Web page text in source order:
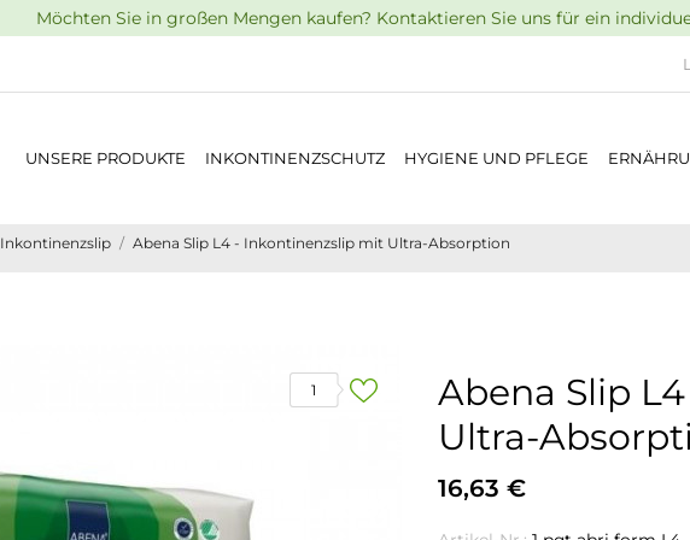
Möchten Sie in großen Mengen kaufen? Kontaktieren Sie uns für ein
UNSERE PRODUKTE INKONTINENZSCHUTZ HYGIENE UND PFLEGE
Inkontinenzslip Abena Slip L4 - Inkontinenzslip mit Ultra-Absorption
1
Abena Slip
Ultra-
16,63 €